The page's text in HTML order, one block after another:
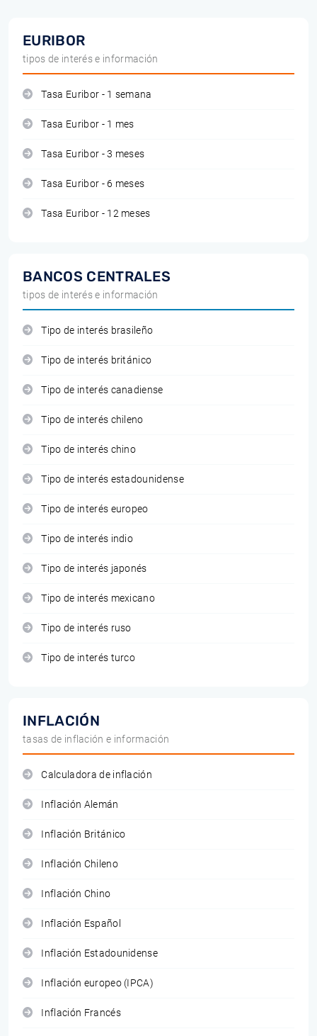
EURIBOR
tipos de interés e información
Tasa Euribor - 1 semana
Tasa Euribor - 1 mes
Tasa Euribor - 3 meses
Tasa Euribor - 6 meses
Tasa Euribor - 12 meses
BANCOS CENTRALES
tipos de interés e información
Tipo de interés brasileño
Tipo de interés británico
Tipo de interés canadiense
Tipo de interés chileno
Tipo de interés chino
Tipo de interés estadounidense
Tipo de interés europeo
Tipo de interés indio
Tipo de interés japonés
Tipo de interés mexicano
Tipo de interés ruso
Tipo de interés turco
INFLACIÓN
tasas de inflación e información
Calculadora de inflación
Inflación Alemán
Inflación Británico
Inflación Chileno
Inflación Chino
Inflación Español
Inflación Estadounidense
Inflación europeo (IPCA)
Inflación Francés